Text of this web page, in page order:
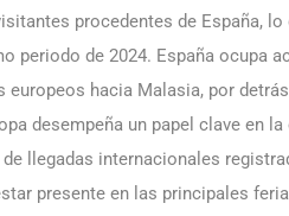
procedentes de España,
periodo de 2024. España ocupa
hacia Malasia, por
desempeña un papel clave en
llegadas internacionales
presente en las principales